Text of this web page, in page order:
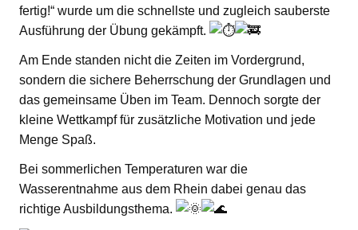
fertig!“ wurde um die schnellste und zugleich sauberste
Ausführung der Übung gekämpft.
Am Ende standen nicht die Zeiten im Vordergrund,
sondern die sichere Beherrschung der Grundlagen und
das gemeinsame Üben im Team. Dennoch sorgte der
kleine Wettkampf für zusätzliche Motivation und jede
Menge Spaß.
Bei sommerlichen Temperaturen war die
Wasserentnahme aus dem Rhein dabei genau das
richtige Ausbildungsthema.